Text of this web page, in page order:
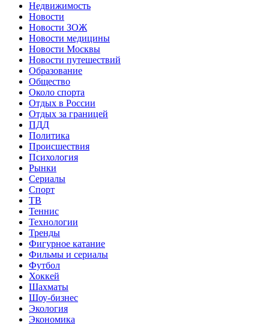
Недвижимость
Новости
Новости ЗОЖ
Новости медицины
Новости Москвы
Новости путешествий
Образование
Общество
Около спорта
Отдых в России
Отдых за границей
ПДД
Политика
Происшествия
Психология
Рынки
Сериалы
Спорт
ТВ
Теннис
Технологии
Тренды
Фигурное катание
Фильмы и сериалы
Футбол
Хоккей
Шахматы
Шоу-бизнес
Экология
Экономика